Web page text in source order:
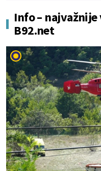
Info –
B92.net